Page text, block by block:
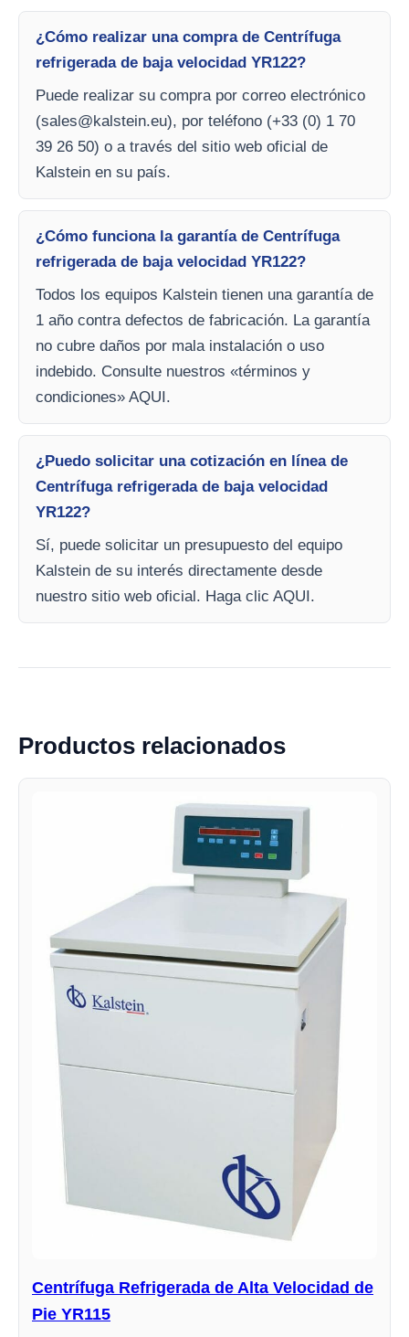
¿Cómo realizar una compra de Centrífuga
refrigerada de baja velocidad YR122?
Puede realizar su compra por correo electrónico
(sales@kalstein.eu), por teléfono (+33 (0) 1 70
39 26 50) o a través del sitio web oficial de
Kalstein en su país.
¿Cómo funciona la garantía de Centrífuga
refrigerada de baja velocidad YR122?
Todos los equipos Kalstein tienen una garantía de
1 año contra defectos de fabricación. La garantía
no cubre daños por mala instalación o uso
indebido. Consulte nuestros «términos y
condiciones» AQUI.
¿Puedo solicitar una cotización en línea de
Centrífuga refrigerada de baja velocidad
YR122?
Sí, puede solicitar un presupuesto del equipo
Kalstein de su interés directamente desde
nuestro sitio web oficial. Haga clic AQUI.
Productos relacionados
Centrífuga Refrigerada de Alta Velocidad de
Pie YR115